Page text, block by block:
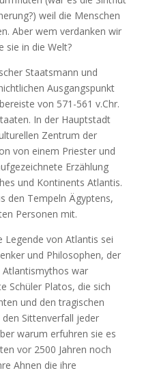
weil die Menschen
Aber wem verdanken wir
sie in die Welt?
Staatsmann und
Ausgangspunkt
von 571-561 v.Chr.
In der Hauptstadt
Zentrum der
von einem Priester und
Erzählung
und Kontinents Atlantis.
den Tempeln Ägyptens,
Personen mit.
von Atlantis sei
und Philosophen, der
Atlantismythos war
Schüler Platos, die sich
und den tragischen
Sittenverfall jeder
warum erfuhren sie es
vor 2500 Jahren noch
Ahnen die ihre